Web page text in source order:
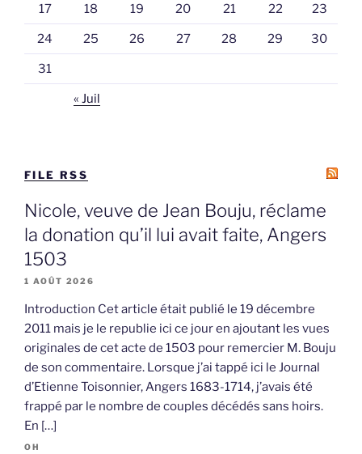
17 18 19 20 21 22 23
24 25 26 27 28 29 30
31
« Juil
FILE RSS
Nicole, veuve de Jean Bouju, réclame
la donation qu’il lui avait faite, Angers
1503
1 AOÛT 2026
Introduction Cet article était publié le 19 décembre
2011 mais je le republie ici ce jour en ajoutant les vues
originales de cet acte de 1503 pour remercier M. Bouju
de son commentaire. Lorsque j’ai tappé ici le Journal
d’Etienne Toisonnier, Angers 1683-1714, j’avais été
frappé par le nombre de couples décédés sans hoirs.
En […]
OH